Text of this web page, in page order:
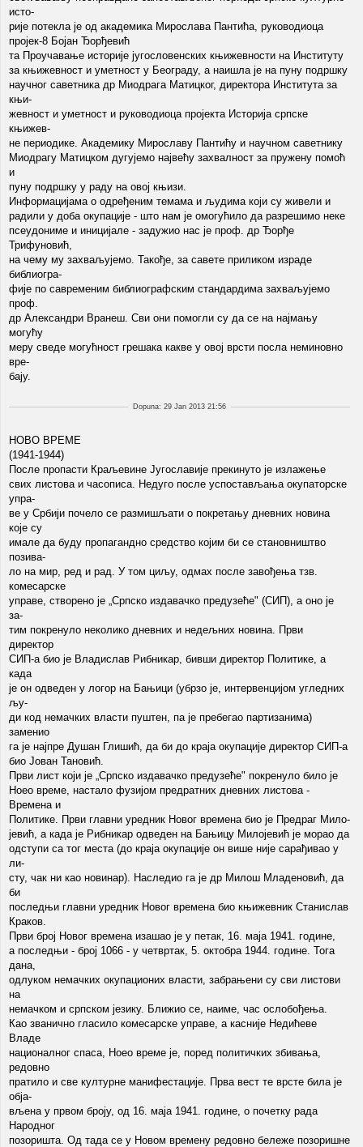
исто-
рије потекла је од академика Мирослава Пантића, руководиоца
пројек-8 Бојан Ђорђевић
та Проучавање историје југословенских књижевности на Институту
за књижевност и уметност у Београду, а наишла је на пуну подршку
научног саветника др Миодрага Матицког, директора Института за
књи-
жевност и уметност и руководиоца пројекта Историја српске
књижев-
не периодике. Академику Мирославу Пантићу и научном саветнику
Миодрагу Матицком дугујемо највећу захвалност за пружену помоћ
и
пуну подршку у раду на овој књизи.
Информацијама о одређеним темама и људима који су живели и
радили у доба окупације - што нам је омогућило да разрешимо неке
псеудониме и иницијале - задужио нас је проф. др Ђорђе
Трифуновић,
на чему му захваљујемо. Такође, за савете приликом израде
библиогра-
фије по савременим библиографским стандардима захваљујемо
проф.
др Александри Вранеш. Сви они помогли су да се на најмању
могућу
меру сведе могућност грешака какве у овој врсти посла неминовно
вре-
бају.
Dopuna: 29 Jan 2013 21:56
НОВО ВРЕМЕ
(1941-1944)
После пропасти Краљевине Југославије прекинуто је излажење
свих листова и часописа. Недуго после успостављања окупаторске
упра-
ве у Србији почело се размишљати о покретању дневних новина
које су
имале да буду пропагандно средство којим би се становништво
позива-
ло на мир, ред и рад. У том циљу, одмах после завођења тзв.
комесарске
управе, створено је „Српско издавачко предузеће" (СИП), а оно је
за-
тим покренуло неколико дневних и недељних новина. Први
директор
СИП-а био је Владислав Рибникар, бивши директор Политике, а
када
је он одведен у логор на Бањици (убрзо је, интервенцијом угледних
љу-
ди код немачких власти пуштен, па је пребегао партизанима)
заменио
га је најпре Душан Глишић, да би до краја окупације директор СИП-а
био Јован Тановић.
Први лист који је „Српско издавачко предузеће" покренуло било је
Hoeo време, настало фузијом предратних дневних листова -
Времена и
Политике. Први главни уредник Новог времена био је Предраг Мило-
јевић, а када је Рибникар одведен на Бањицу Милојевић је морао да
одступи са тог места (до краја окупације он више није сарађивао у
ли-
сту, чак ни као новинар). Наследио га је др Милош Младеновић, да
би
последњи главни уредник Новог времена био књижевник Станислав
Краков.
Први број Новог времена изашао је у петак, 16. маја 1941. године,
а последњи - број 1066 - у четвртак, 5. октобра 1944. године. Тога
дана,
одлуком немачких окупационих власти, забрањени су сви листови
на
немачком и српском језику. Ближио се, наиме, час ослобођења.
Као званично гласило комесарске управе, а касније Недићеве
Владе
националног спаса, Hoeo време је, поред политичких збивања,
редовно
пратило и све културне манифестације. Прва вест те врсте била је
обја-
вљена у првом броју, од 16. маја 1941. године, о почетку рада
Народног
позоришта. Од тада се у Новом времену редовно бележе позоришне